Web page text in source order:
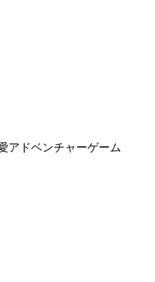
アドベンチャーゲーム